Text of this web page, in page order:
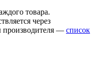
товара.
через
производителя — список